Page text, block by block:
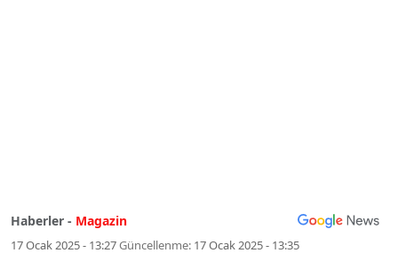
Haberler - Magazin
17 Ocak 2025 - 13:27Güncellenme: 17 Ocak 2025 - 13:35